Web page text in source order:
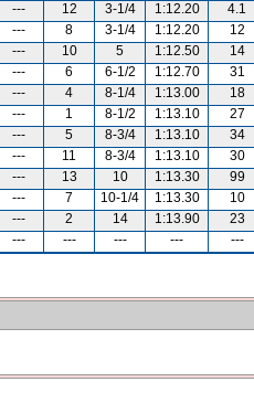
--- 12 3-1/4 1:12.20
4.1
--- 8 3-1/4 1:12.20
12
--- 10 5 1:12.50
14
--- 6 6-1/2 1:12.70
31
--- 4 8-1/4 1:13.00
18
--- 1 8-1/2 1:13.10
27
--- 5 8-3/4 1:13.10
34
--- 11 8-3/4 1:13.10
30
--- 13 10 1:13.30
99
--- 7 10-1/4 1:13.30
10
--- 2 14 1:13.90
23
--- --- --- --- ---